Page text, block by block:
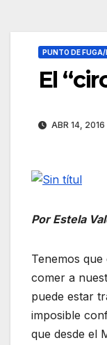
PUNTO DE
El
ABR 14, 2016
Por Estela
Tenemos
comer a
puede estar
imposible
que desde el